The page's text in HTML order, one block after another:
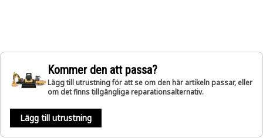
Kommer den att passa?
Lägg till utrustning för att se om den här artikeln passar, eller
om det finns tillgängliga reparationsalternativ.
Lägg till utrustning